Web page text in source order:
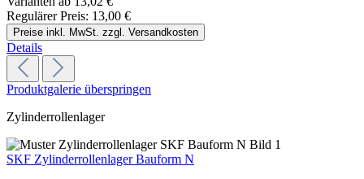
Regulärer Preis: 13,00 €
Preise inkl. MwSt. zzgl. Versandkosten
Details
Produktgalerie überspringen
Zylinderrollenlager
SKF Zylinderrollenlager Bauform N